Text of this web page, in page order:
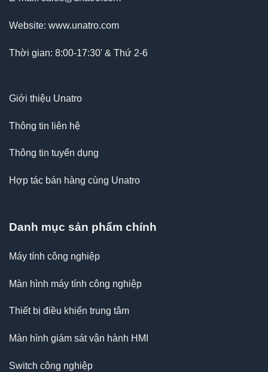
Website: www.unatro.com
Thời gian: 8:00-17:30' & Thứ 2-6
Giới thiệu Unatro
Thông tin liên hệ
Thông tin tuyển dụng
Hợp tác bán hàng cùng Unatro
Danh mục sản phẩm chính
Máy tính công nghiệp
Màn hình máy tính công nghiệp
Thiết bị điều khiển trung tâm
Màn hình giám sát vận hành HMI
Switch công nghiệp